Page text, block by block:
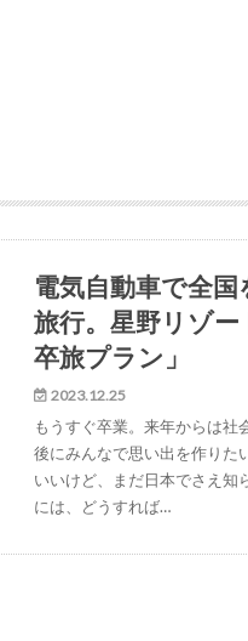
電気自動車で全
旅行。星野リゾ
卒旅プラン」
2023.12.25
もうすぐ卒業。来年からは社
後にみんなで思い出を作りた
いいけど、まだ日本でさえ知
には、どうすれば…